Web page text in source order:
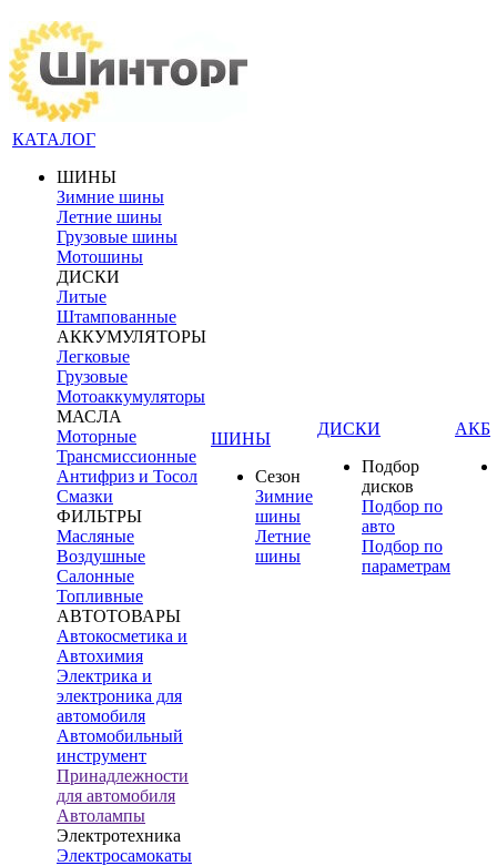
КАТАЛОГ
ШИНЫ
Зимние шины
Летние шины
Грузовые шины
Мотошины
ДИСКИ
Литые
Штампованные
АККУМУЛЯТОРЫ
Легковые
Грузовые
Мотоаккумуляторы
МАСЛА
Моторные
Трансмиссионные
Антифриз и Тосол
Смазки
ФИЛЬТРЫ
Масляные
Воздушные
Салонные
Топливные
АВТОТОВАРЫ
Автокосметика и
Автохимия
Электрика и
электроника для
автомобиля
Автомобильный
инструмент
Принадлежности
для автомобиля
Автолампы
Электротехника
Электросамокаты
ШИНЫ
Сезон
Зимние
шины
Летние
шины
ДИСКИ
Подбор
дисков
Подбор по
авто
Подбор по
параметрам
АКБ